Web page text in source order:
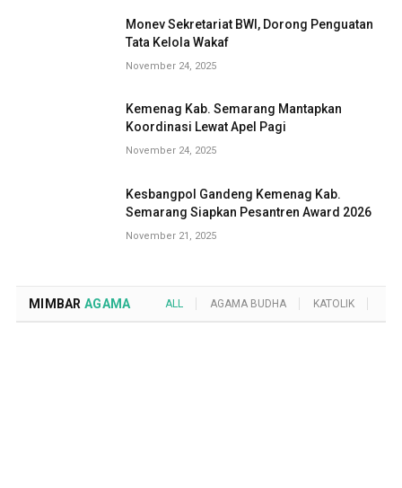
Monev Sekretariat BWI, Dorong Penguatan
Tata Kelola Wakaf
November 24, 2025
Kemenag Kab. Semarang Mantapkan
Koordinasi Lewat Apel Pagi
November 24, 2025
Kesbangpol Gandeng Kemenag Kab.
Semarang Siapkan Pesantren Award 2026
November 21, 2025
MIMBAR AGAMA ALL AGAMA BUDHA KATOLIK